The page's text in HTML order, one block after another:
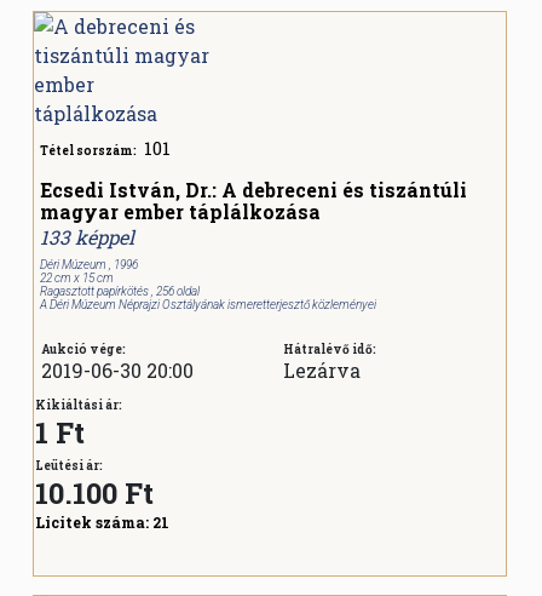
Tétel sorszám: 101
Ecsedi István, Dr.: A debreceni és tiszántúli
magyar ember táplálkozása
133 képpel
Déri Múzeum , 1996
22 cm x 15 cm
Ragasztott papírkötés , 256 oldal
A Déri Múzeum Néprajzi Osztályának ismeretterjesztő közleményei
Aukció vége:
2019-06-30 20:00
Hátralévő idő:
Lezárva
Kikiáltási ár:
1 Ft
Leütési ár:
10.100 Ft
Licitek száma: 21